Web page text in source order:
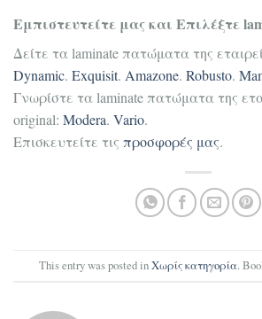
Εμπιστευτείτε μας και Επιλέξτε
Δείτε τα laminate πατώματα της
Dynamic. Exquisit. Amazone. Robusto.
Γνωρίστε τα laminate πατώματα της
original: Modera. Vario.
Επισκευτείτε τις προσφορές μας.
This entry was posted inΧωρίς κατηγορία.